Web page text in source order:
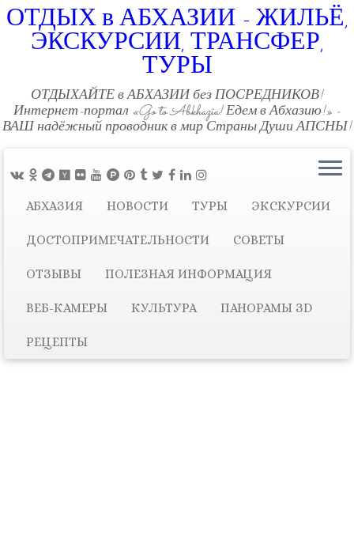
ОТДЫХ в АБХАЗИИ - ЖИЛЬЁ,
ЭКСКУРСИИ, ТРАНСФЕР,
ТУРЫ
ОТДЫХАЙТЕ в АБХАЗИИ без ПОСРЕДНИКОВ!
Интернет-портал «Go to Abkhazia! Едем в Абхазию!» -
ВАШ надёжный проводник в мир Страны Души АПСНЫ!
АБХАЗИЯ НОВОСТИ ТУРЫ ЭКСКУРСИИ
ДОСТОПРИМЕЧАТЕЛЬНОСТИ СОВЕТЫ
ОТЗЫВЫ ПОЛЕЗНАЯ ИНФОРМАЦИЯ
ВЕБ-КАМЕРЫ КУЛЬТУРА ПАНОРАМЫ ЗD
РЕЦЕПТЫ